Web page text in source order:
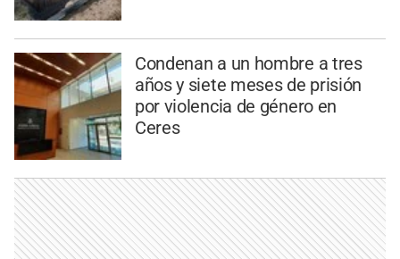
Condenan a un hombre a tres
años y siete meses de prisión
por violencia de género en
Ceres